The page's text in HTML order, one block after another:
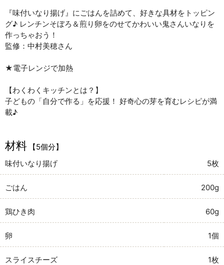
『味付いなり揚げ』にごはんを詰めて、好きな具材をトッピン
グ♪ レンチンそぼろ＆煎り卵をのせてかわいい鬼さんいなりを
作っちゃおう！
監修：中村美穂さん
★電子レンジで加熱
【わくわくキッチンとは？】
子どもの「自分で作る」を応援！ 好奇心の芽を育むレシピが満
載♪
材料
【5個分】
味付いなり揚げ
5枚
ごはん 200g
鶏ひき肉 60g
卵 1個
スライスチーズ 1枚